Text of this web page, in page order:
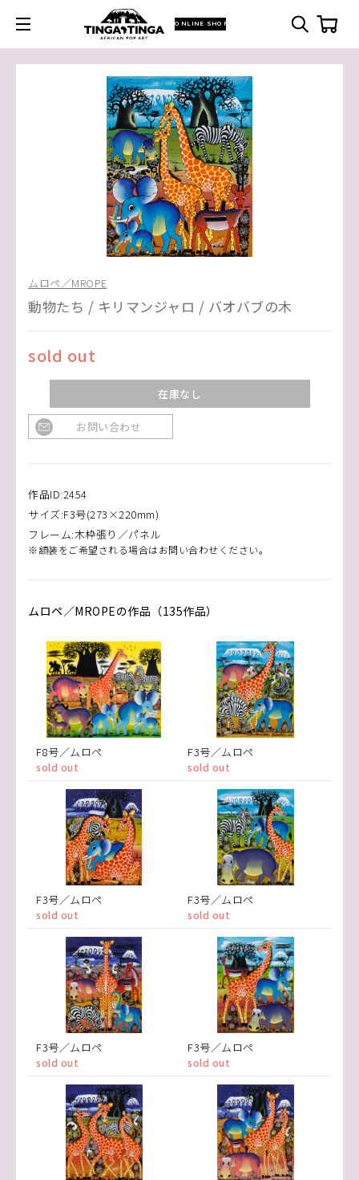
ONLINE SHOP
ムロペ／MROPE
動物たち / キリマンジャロ / バオバブの木
sold out
在庫なし
お問い合わせ
作品ID:2454
サイズ:F3号(273×220mm)
フレーム:木枠張り／パネル
※額装をご希望される場合はお問い合わせください。
ムロペ／MROPEの作品（135作品）
F8号／ムロペ
sold out
F3号／ムロペ
sold out
F3号／ムロペ
sold out
F3号／ムロペ
sold out
F3号／ムロペ
sold out
F3号／ムロペ
sold out